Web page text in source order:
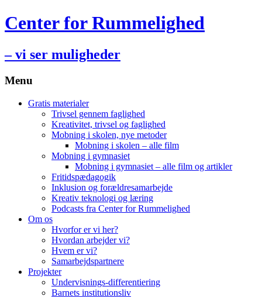
Center for Rummelighed
– vi ser muligheder
Menu
Hop
Gratis materialer
Trivsel gennem faglighed
Kreativitet, trivsel og faglighed
Mobning i skolen, nye metoder
Mobning i skolen – alle film
Mobning i gymnasiet
Mobning i gymnasiet – alle film og artikler
Fritidspædagogik
Inklusion og forældresamarbejde
Kreativ teknologi og læring
Podcasts fra Center for Rummelighed
Om os
Hvorfor er vi her?
Hvordan arbejder vi?
Hvem er vi?
Samarbejdspartnere
Projekter
Undervisnings-differentiering
Barnets institutionsliv